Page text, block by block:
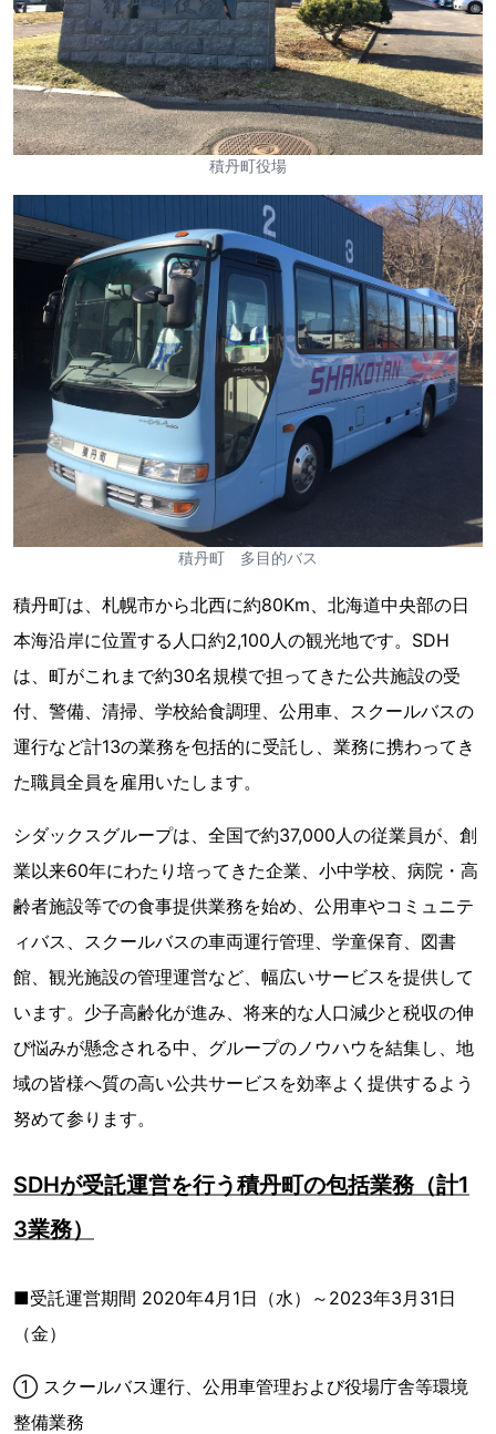
積丹町役場
積丹町 多目的バス
積丹町は、札幌市から北西に約80Km、北海道中央部の日
本海沿岸に位置する人口約2,100人の観光地です。SDH
は、町がこれまで約30名規模で担ってきた公共施設の受
付、警備、清掃、学校給食調理、公用車、スクールバスの
運行など計13の業務を包括的に受託し、業務に携わってき
た職員全員を雇用いたします。
シダックスグループは、全国で約37,000人の従業員が、創
業以来60年にわたり培ってきた企業、小中学校、病院・高
齢者施設等での食事提供業務を始め、公用車やコミュニテ
ィバス、スクールバスの車両運行管理、学童保育、図書
館、観光施設の管理運営など、幅広いサービスを提供して
います。少子高齢化が進み、将来的な人口減少と税収の伸
び悩みが懸念される中、グループのノウハウを結集し、地
域の皆様へ質の高い公共サービスを効率よく提供するよう
努めて参ります。
SDHが受託運営を行う積丹町の包括業務（計1
3業務）
■受託運営期間 2020年4月1日（水）～2023年3月31日
（金）
① スクールバス運行、公用車管理および役場庁舎等環境
整備業務